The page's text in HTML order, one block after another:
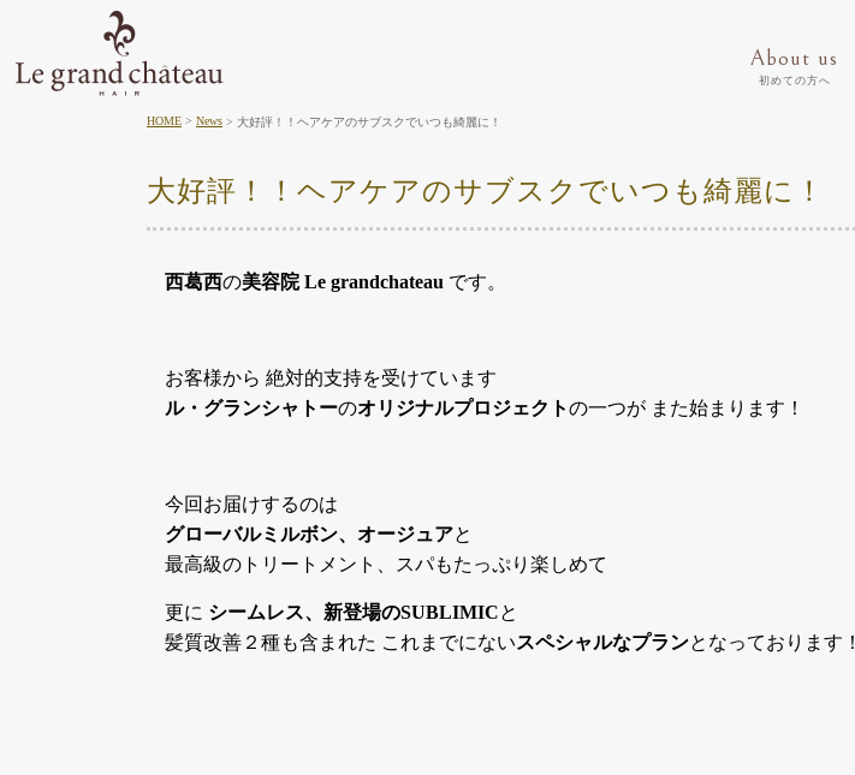
About us
初めての方へ
HOME News 大好評！！ヘアケアのサブスクでいつも綺麗に！
大好評！！ヘアケアのサブスクでいつも綺麗に！
西葛西の美容院 Le grandchateau です。
お客様から 絶対的支持を受けています
ル・グランシャトーのオリジナルプロジェクトの一つが また始まります！
今回お届けするのは
グローバルミルボン、オージュアと
最高級のトリートメント、スパもたっぷり楽しめて
更に シームレス、新登場のSUBLIMICと
髪質改善２種も含まれた これまでにないスペシャルなプランとなっております！